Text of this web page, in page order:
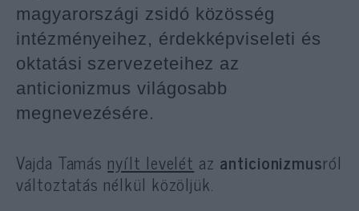
magyarországi zsidó közösség
intézményeihez, érdekképviseleti és
oktatási szervezeteihez az
anticionizmus világosabb
megnevezésére.
Vajda Tamás nyílt levelét az anticionizmusról
változtatás nélkül közöljük.